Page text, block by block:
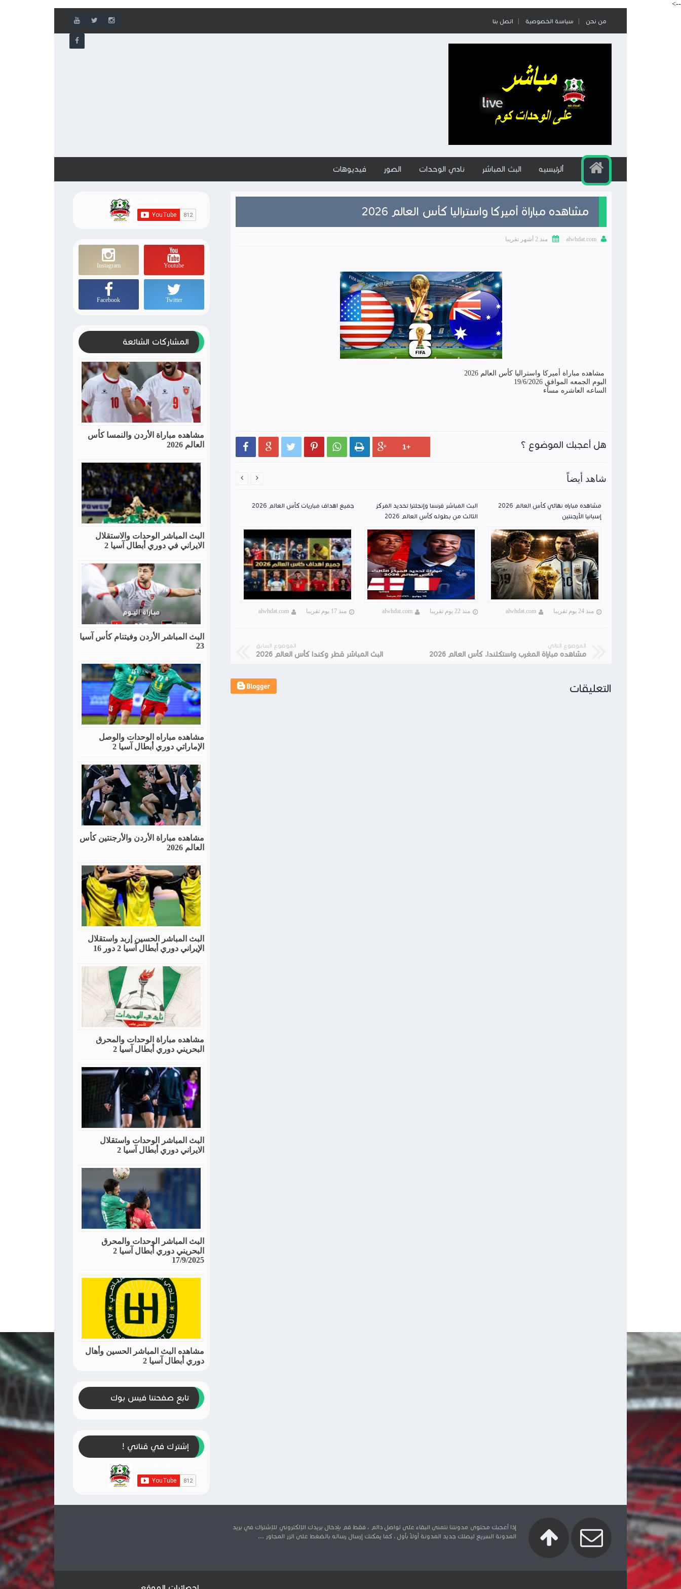
-->
من نحن سياسة الخصوصية اتصل بنا
ألرئيسيه البث المباشر نادي الوحدات الصور فيديوهات
مشاهده مباراة أميركا واستراليا كأس العالم 2026

alwhdat.com
 منذ 2 أشهر تقريبا
مشاهده مباراة أميركا واستراليا كأس العالم 2026
اليوم الجمعه الموافق 19/6/2026
الساعه العاشره مسآء
هل أعجبك الموضوع ؟      
شاهد أيضاً
جميع اهداف مباريات كأس العالم 2026
منذ 17 يوم تقريبا alwhdat.com
البث المباشر فرنسا وإنجلترا تحديد المركز
الثالث من بطوله كأس العالم 2026
منذ 22 يوم تقريبا alwhdat.com
مشاهده مباراه نهائي كأس العالم 2026
إسبانيا الأرجنتين
منذ 24 يوم تقريبا alwhdat.com
 
الموضوع التالي
مشاهده مباراة المغرب واستكلندا. كأس العالم 2026
الموضوع السابق
البث المباشر قطر وكندا كأس العالم 2026
التعليقات
Youtube
Instagram
Twitter
Facebook
المشاركات الشائعة
مشاهده مباراة الأردن والنمسا كأس
العالم 2026
البث المباشر الوحدات والاستقلال
الايراني في دوري أبطال آسيا 2
البث المباشر الأردن وفيتنام كأس آسيا
23
مشاهده مباراه الوحدات والوصل
الإماراتي دوري أبطال آسيا 2
مشاهده مباراة الأردن والأرجنتين كأس
العالم 2026
البث المباشر الحسين إربد واستقلال
الإيراني دوري أبطال آسيا 2 دور 16
مشاهده مباراة الوحدات والمحرق
البحريني دوري أبطال آسيا 2
البث المباشر الوحدات واستقلال
الايراني دوري أبطال آسيا 2
البث المباشر الوحدات والمحرق
البحريني دوري أبطال آسيا 2
17/9/2025
مشاهده البث المباشر الحسين وأهال
دوري أبطال آسيا 2
تابع صفحتنا فيس بوك
إشترك في قناتي !
إذا أعجبك محتوى مدونتنا نتمنى البقاء على تواصل دائم ، فقط قم بإدخال بريدك الإلكتروني للإشتراك في بريد
المدونة السريع ليصلك جديد المدونة أولاً بأول ، كما يمكنك إرسال رساله بالضغط على الزر المجاور ...